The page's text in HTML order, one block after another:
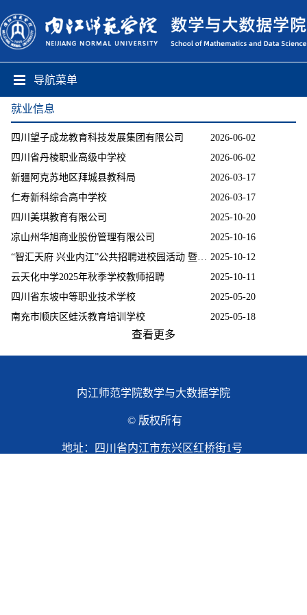
导航菜单
就业信息
四川望子成龙教育科技发展集团有限公司
2026-06-02
四川省丹棱职业高级中学校
2026-06-02
新疆阿克苏地区拜城县教科局
2026-03-17
仁寿新科综合高中学校
2026-03-17
四川美琪教育有限公司
2025-10-20
凉山州华旭商业股份管理有限公司
2025-10-16
“智汇天府 兴业内江”公共招聘进校园活动 暨内江师范学院2026届毕业生秋季双选会 2025-10-12
云天化中学2025年秋季学校教师招聘
2025-10-11
四川省东坡中等职业技术学校
2025-05-20
南充市顺庆区蛙沃教育培训学校
2025-05-18
查看更多
内江师范学院数学与大数据学院
© 版权所有
地址：四川省内江市东兴区红桥街1号